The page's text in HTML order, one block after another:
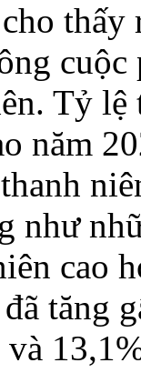
Tỷ lệ
năm
như
cao
tăng